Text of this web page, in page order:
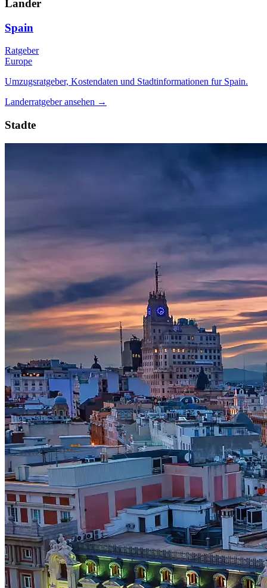
Lander
Spain
Ratgeber
Europe
Umzugsratgeber, Kostendaten und Stadtinformationen fur Spain.
Landerratgeber ansehen →
Stadte